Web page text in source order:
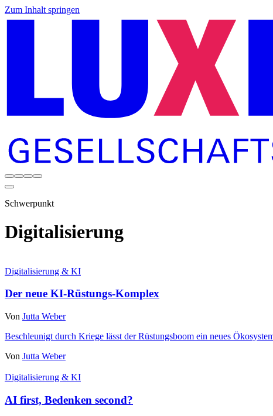
Zum Inhalt springen
Schwerpunkt
Digitalisierung
Digitalisierung & KI
Der neue KI-Rüstungs-Komplex
Von Jutta Weber
Beschleunigt durch Kriege lässt der Rüstungsboom ein neues
Von Jutta Weber
Digitalisierung & KI
AI first, Bedenken second?